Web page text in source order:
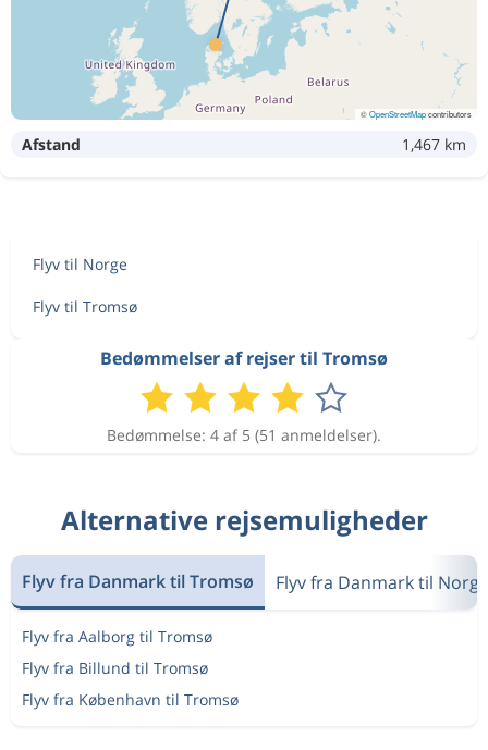
©OpenStreetMapcontributors
Afstand 1,467 km
Flyv til Norge
Flyv til Tromsø
Bedømmelser af rejser til Tromsø
Bedømmelse: 4 af 5 (51 anmeldelser).
Alternative rejsemuligheder
Flyv fra Danmark til Tromsø Flyv fra Danmark til Norge
Flyv fra Aalborg til Tromsø
Flyv fra Billund til Tromsø
Flyv fra København til Tromsø